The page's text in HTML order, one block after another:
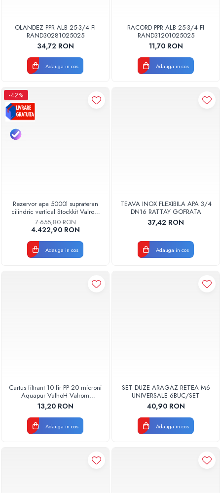
OLANDEZ PPR ALB 25-3/4 FI
RAND30281025025
34,72 RON
Adauga in cos
RACORD PPR ALB 25-3/4 FI
RAND31201025025
11,70 RON
Adauga in cos
-42%
Rezervor apa 5000l suprateran
cilindric vertical Stockkit Valrom
49020150000
7.655,80 RON
4.422,90 RON
Adauga in cos
TEAVA INOX FLEXIBILA APA 3/4
DN16 RATTAY GOFRATA
37,42 RON
Adauga in cos
Cartus filtrant 10 fir PP 20 microni
Aquapur ValhoH Valrom
AQUA07000210020
13,20 RON
Adauga in cos
SET DUZE ARAGAZ RETEA M6
UNIVERSALE 6BUC/SET
40,90 RON
Adauga in cos